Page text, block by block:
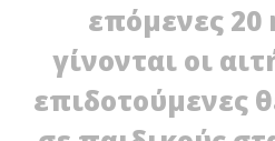
επόμενες 20
γίνονται οι
επιδοτούμενες